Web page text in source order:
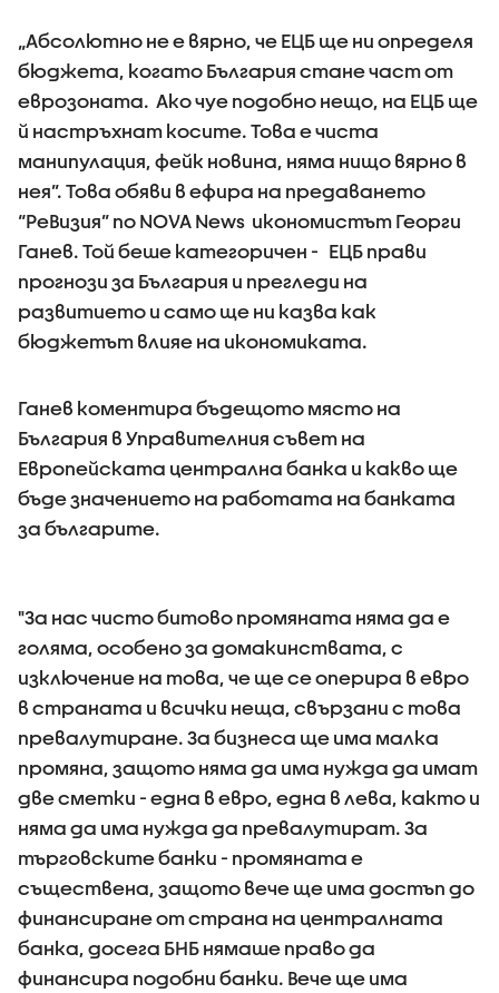
„Абсолютно не е вярно, че ЕЦБ ще ни определя
бюджета, когато България стане част от
еврозоната. Ако чуе подобно нещо, на ЕЦБ ще
й настръхнат косите. Това е чиста
манипулация, фейк новина, няма нищо вярно в
нея”. Това обяви в ефира на предаването
“РеВизия” по NOVA News икономистът Георги
Ганев. Той беше категоричен - ЕЦБ прави
прогнози за България и прегледи на
развитието и само ще ни казва как
бюджетът влияе на икономиката.
Ганев коментира бъдещото място на
България в Управителния съвет на
Европейската централна банка и какво ще
бъде значението на работата на банката
за българите.
"За нас чисто битово промяната няма да е
голяма, особено за домакинствата, с
изключение на това, че ще се оперира в евро
в страната и всички неща, свързани с това
превалутиране. За бизнеса ще има малка
промяна, защото няма да има нужда да имат
две сметки - една в евро, една в лева, както и
няма да има нужда да превалутират. За
търговските банки - промяната е
съществена, защото вече ще има достъп до
финансиране от страна на централната
банка, досега БНБ нямаше право да
финансира подобни банки. Вече ще има